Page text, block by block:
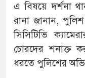
এ বিষয়ে দর্শনা
রানা জানান,
সিসিটিভি
চোরদের শনাক্ত
ধরতে পুলিশের